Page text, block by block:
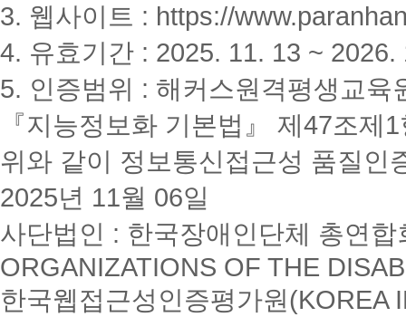
3. 웹사이트 : https://
4. 유효기간 : 2025. 11. 13 ~ 2026.
5. 인증범위 : 해커스원격평생교육
『지능정보화 기본법』 제47조
위와 같이 정보통신접근성 품질인
2025년 11월 06일
사단법인 : 한국장애인단체 총연
ORGANIZATIONS OF THE
한국웹접근성인증평가원(KOREA